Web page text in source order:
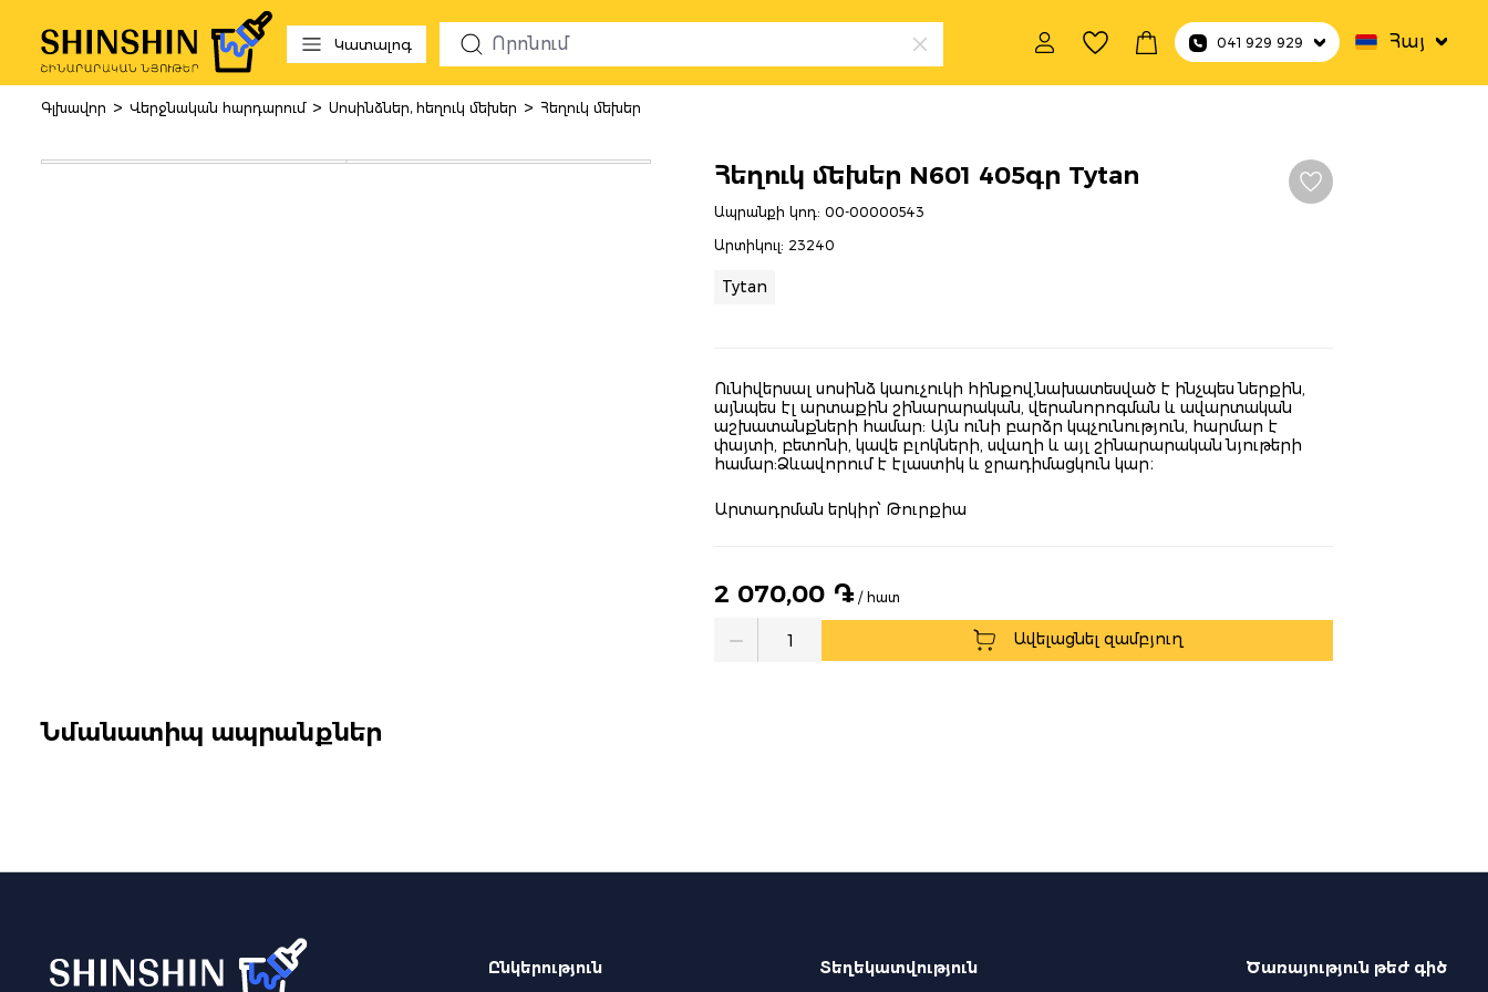
Skip to main navigation
Կատալոգ 041 929 929 Հայ
Գլխավոր > Վերջնական հարդարում > Սոսինձներ, հեղուկ մեխեր > Հեղուկ մեխեր
Հեղուկ մեխեր N601 405գր Tytan
Ապրանքի կոդ:00-00000543
Արտիկուլ: 23240
Tytan
Ունիվերսալ սոսինձ կաուչուկի հինքով,նախատեսված է ինչպես ներքին,
այնպես էլ արտաքին շինարարական, վերանորոգման և ավարտական
աշխատանքների համար: Այն ունի բարձր կպչունություն, հարմար է
փայտի, բետոնի, կավե բլոկների, սվաղի և այլ շինարարական նյութերի
համար:Ձևավորում է էլաստիկ և ջրադիմացկուն կար։
Արտադրման երկիր՝ Թուրքիա
2 070,00 ֏ / հատ
Quantity Ավելացնել զամբյուղ
Նմանատիպ ապրանքներ
Ծառայություն թեժ գիծ
Ընկերություն Տեղեկատվություն